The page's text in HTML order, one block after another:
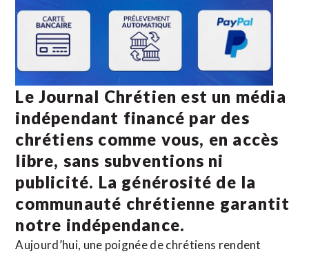
Le Journal Chrétien est un média
indépendant financé par des
chrétiens comme vous, en accès
libre, sans subventions ni
publicité. La générosité de la
communauté chrétienne garantit
notre indépendance.
Aujourd’hui, une poignée de chrétiens rendent